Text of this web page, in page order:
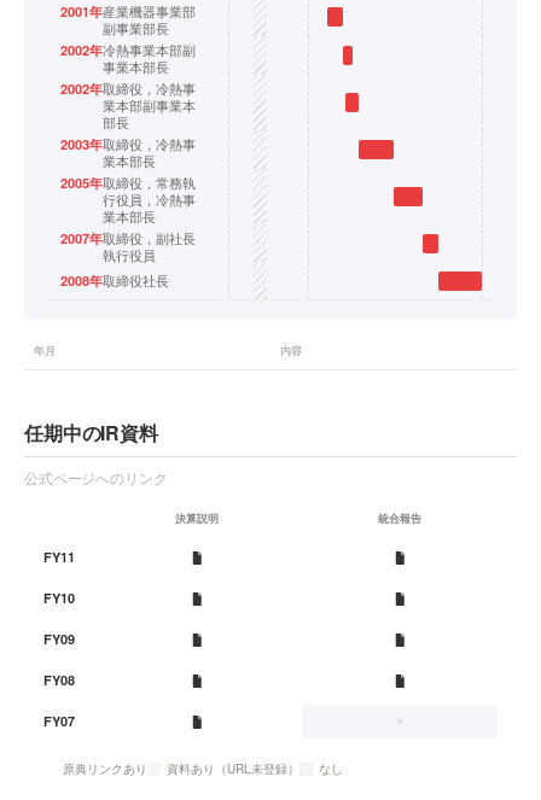
2001年産業機器事業部
副事業部長
2002年冷熱事業本部副
事業本部長
2002年取締役，冷熱事
業本部副事業本
部長
2003年取締役，冷熱事
業本部長
2005年取締役，常務執
行役員，冷熱事
業本部長
2007年取締役，副社長
執行役員
2008年取締役社長
年月 内容
任期中のIR資料
公式ページへのリンク
決算説明 統合報告
FY11
FY10
FY09
FY08
FY07
原典リンクあり 資料あり（URL未登録） なし